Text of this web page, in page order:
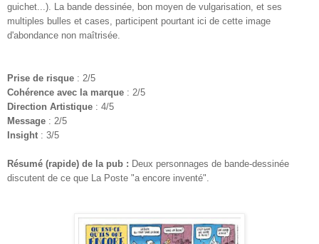
guichet...). La bande dessinée, bon moyen de vulgarisation, et ses
multiples bulles et cases, participent pourtant ici de cette image
d'abondance non maîtrisée.
Prise de risque : 2/5
Cohérence avec la marque : 2/5
Direction Artistique : 4/5
Message : 2/5
Insight : 3/5
Résumé (rapide) de la pub : Deux personnages de bande-dessinée
discutent de ce que La Poste "a encore inventé".